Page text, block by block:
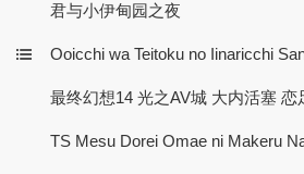
君与小伊甸园之夜
Ooicchi wa Teitoku no Iinaricchi
最终幻想14 光之AV城 大内活塞 恋
TS Mesu Dorei Omae ni Makeru